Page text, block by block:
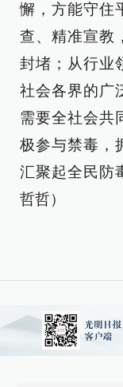
懈，方能守住
查、精准宣教
封堵；从行业
社会各界的
需要全社会共
极参与禁毒，
汇聚起全民防
哲哲）